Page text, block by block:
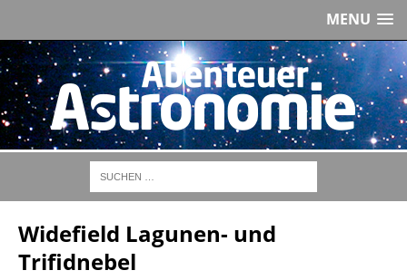
MENU
Widefield Lagunen- und
Trifidnebel